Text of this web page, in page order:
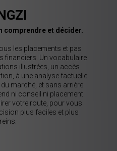
comprendre et décider.
les placements et pas
financiers. Un vocabulaire
illustrées, un accès
à une analyse factuelle
marché, et sans arrière
ni conseil ni placement.
votre route, pour vous
plus faciles et plus